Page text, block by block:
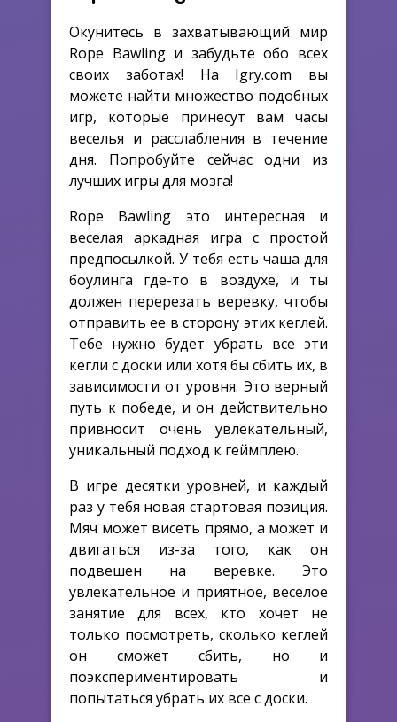
Окунитесь в захватывающий мир
Rope Bawling и забудьте обо всех
своих заботах! На Igry.com вы
можете найти множество подобных
игр, которые принесут вам часы
веселья и расслабления в течение
дня. Попробуйте сейчас одни из
лучших игры для мозга!
Rope Bawling это интересная и
веселая аркадная игра с простой
предпосылкой. У тебя есть чаша для
боулинга где-то в воздухе, и ты
должен перерезать веревку, чтобы
отправить ее в сторону этих кеглей.
Тебе нужно будет убрать все эти
кегли с доски или хотя бы сбить их, в
зависимости от уровня. Это верный
путь к победе, и он действительно
привносит очень увлекательный,
уникальный подход к геймплею.
В игре десятки уровней, и каждый
раз у тебя новая стартовая позиция.
Мяч может висеть прямо, а может и
двигаться из-за того, как он
подвешен на веревке. Это
увлекательное и приятное, веселое
занятие для всех, кто хочет не
только посмотреть, сколько кеглей
он сможет сбить, но и
поэкспериментировать и
попытаться убрать их все с доски.